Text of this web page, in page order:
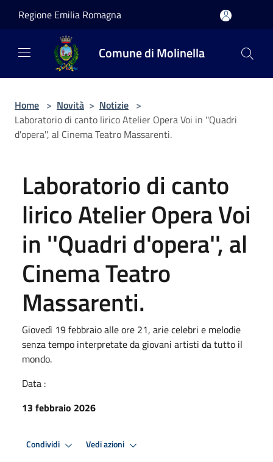
Regione Emilia Romagna
Comune di Molinella
Home > Novità > Notizie >
Laboratorio di canto lirico Atelier Opera Voi in ''Quadri
d'opera'', al Cinema Teatro Massarenti.
Laboratorio di canto
lirico Atelier Opera Voi
in ''Quadri d'opera'', al
Cinema Teatro
Massarenti.
Giovedì 19 febbraio alle ore 21, arie celebri e melodie
senza tempo interpretate da giovani artisti da tutto il
mondo.
Data :
13 febbraio 2026
Condividi Vedi azioni